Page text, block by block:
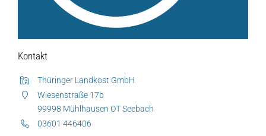
Kontakt
Thüringer Landkost GmbH
Wiesenstraße 17b
99998 Mühlhausen OT Seebach
03601 446406